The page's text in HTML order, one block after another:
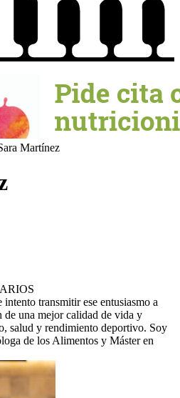
Martínez
transmitir ese entusiasmo a
de una mejor calidad de vida y
salud y rendimiento deportivo. Soy
de los Alimentos y Máster en